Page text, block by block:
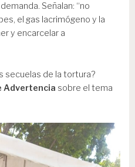
Señalan: “no
el gas lacrimógeno y la
y encarcelar a
secuelas de la tortura?
Advertencia sobre el tema